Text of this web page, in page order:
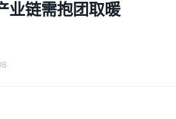
业链需抱团取暖